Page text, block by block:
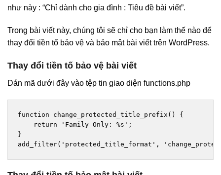
như này : “Chỉ dành cho gia đình : Tiêu đề bài viết”.
Trong bài viết này, chúng tôi sẽ chỉ cho bạn làm thế nào để
thay đổi tiền tố bảo vệ và bảo mật bài viết trên WordPress.
Thay đổi tiền tố bảo vệ bài viết
Dán mã dưới đây vào tệp tin giao diện functions.php
function change_protected_title_prefix() {
    return 'Family Only: %s';
}
add_filter('protected_title_format',